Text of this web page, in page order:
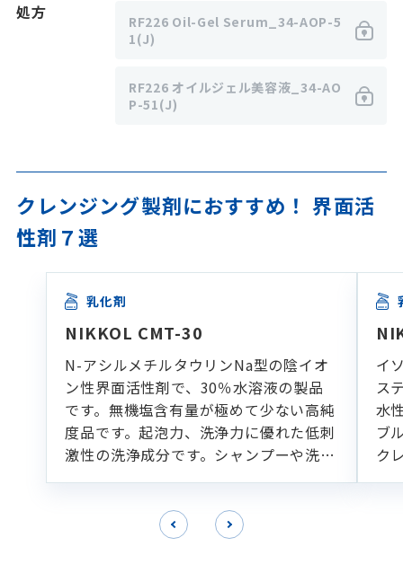
処方
RF226 Oil-Gel Serum_34-AOP-5
1(J)
RF226 オイルジェル美容液_34-AO
P-51(J)
クレンジング製剤におすすめ！ 界面活
性剤７選
乳化剤
NIKKOL CMT-30
N-アシルメチルタウリンNa型の陰イオ
ン性界面活性剤で、30％水溶液の製品
です。無機塩含有量が極めて少ない高純
度品です。起泡力、洗浄力に優れた低刺
激性の洗浄成分です。シャンプーや洗顔
フォームなどの各種洗浄製剤に適してい
イ
ス
水
ブ
ク